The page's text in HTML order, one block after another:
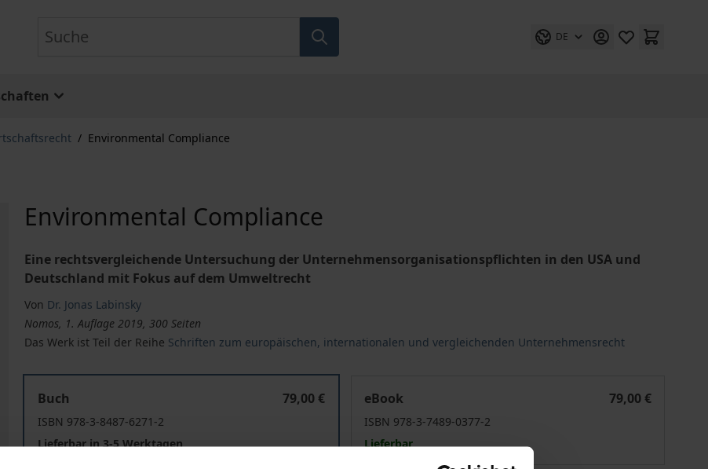
DE
/ Environmental Compliance
Environmental Compliance
Eine rechtsvergleichende Untersuchung der Unternehmensorganisationspflichten in den USA und
Deutschland mit Fokus auf dem Umweltrecht
Von Dr. Jonas Labinsky
Nomos, 1. Auflage 2019, 300 Seiten
Das Werk ist Teil der Reihe Schriften zum europäischen, internationalen und vergleichenden Unternehmensrecht
Buch
79,00 €
ISBN 978-3-8487-6271-2
Lieferbar in 3-5 Werktagen
eBook
79,00 €
ISBN 978-3-7489-0377-2
Lieferbar